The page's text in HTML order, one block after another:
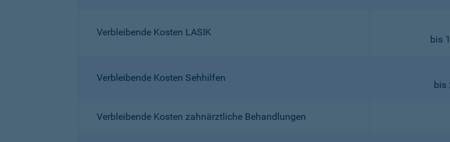
Verbleibende Kosten LASIK
bis
Verbleibende Kosten Sehhilfen
bis
Verbleibende Kosten zahnärztliche Behandlungen